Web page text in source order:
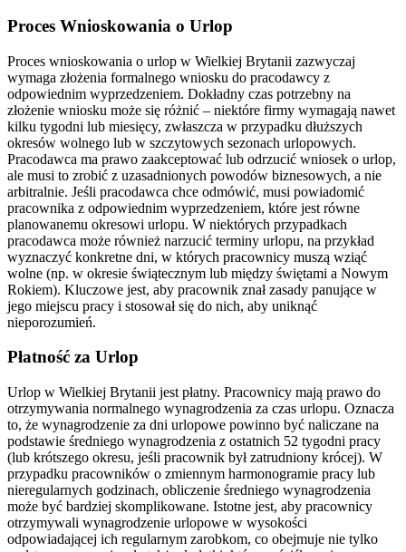
Proces Wnioskowania o Urlop
Proces wnioskowania o urlop w Wielkiej Brytanii zazwyczaj
wymaga złożenia formalnego wniosku do pracodawcy z
odpowiednim wyprzedzeniem. Dokładny czas potrzebny na
złożenie wniosku może się różnić – niektóre firmy wymagają nawet
kilku tygodni lub miesięcy, zwłaszcza w przypadku dłuższych
okresów wolnego lub w szczytowych sezonach urlopowych.
Pracodawca ma prawo zaakceptować lub odrzucić wniosek o urlop,
ale musi to zrobić z uzasadnionych powodów biznesowych, a nie
arbitralnie. Jeśli pracodawca chce odmówić, musi powiadomić
pracownika z odpowiednim wyprzedzeniem, które jest równe
planowanemu okresowi urlopu. W niektórych przypadkach
pracodawca może również narzucić terminy urlopu, na przykład
wyznaczyć konkretne dni, w których pracownicy muszą wziąć
wolne (np. w okresie świątecznym lub między świętami a Nowym
Rokiem). Kluczowe jest, aby pracownik znał zasady panujące w
jego miejscu pracy i stosował się do nich, aby uniknąć
nieporozumień.
Płatność za Urlop
Urlop w Wielkiej Brytanii jest płatny. Pracownicy mają prawo do
otrzymywania normalnego wynagrodzenia za czas urlopu. Oznacza
to, że wynagrodzenie za dni urlopowe powinno być naliczane na
podstawie średniego wynagrodzenia z ostatnich 52 tygodni pracy
(lub krótszego okresu, jeśli pracownik był zatrudniony krócej). W
przypadku pracowników o zmiennym harmonogramie pracy lub
nieregularnych godzinach, obliczenie średniego wynagrodzenia
może być bardziej skomplikowane. Istotne jest, aby pracownicy
otrzymywali wynagrodzenie urlopowe w wysokości
odpowiadającej ich regularnym zarobkom, co obejmuje nie tylko